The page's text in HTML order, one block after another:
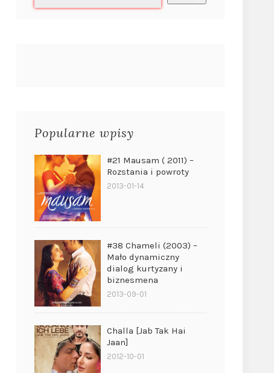
Popularne wpisy
#21 Mausam ( 2011) –
Rozstania i powroty
2013-01-14
#38 Chameli (2003) –
Mało dynamiczny
dialog kurtyzany i
biznesmena
2013-09-01
Challa [Jab Tak Hai
Jaan]
2012-10-01